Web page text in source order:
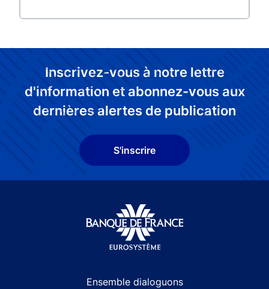
Inscrivez-vous à notre lettre
d'information et abonnez-vous aux
dernières alertes de publication
S'inscrire
Ensemble dialoguons